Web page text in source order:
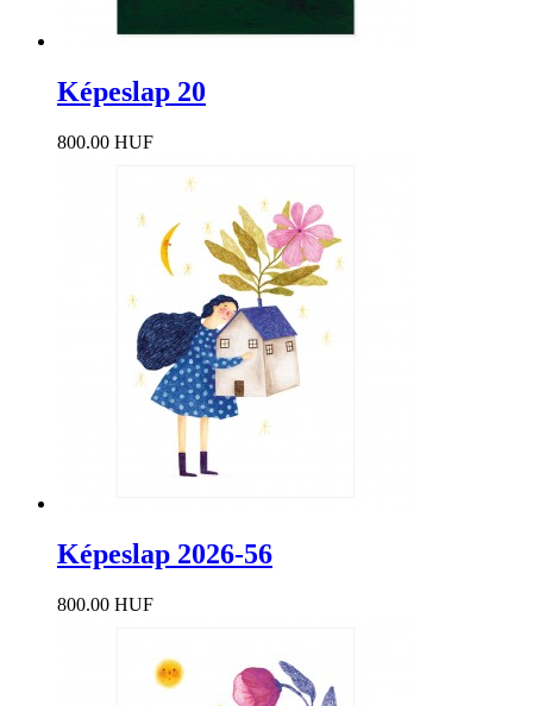
Képeslap 20
800.00 HUF
Képeslap 2026-56
800.00 HUF